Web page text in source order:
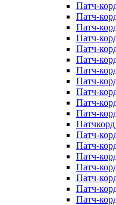
Патч-
Патч-
Патч-
Патч-
Патч-
Патч-
Патч-
Патч-
Патч-
Патч-
Патч-
Патч-
Патч-
Патч-
Патч-
Патч-
Патч-
Патч-